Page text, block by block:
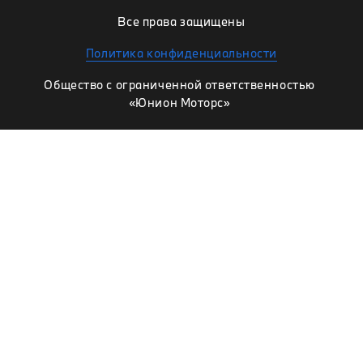
Все права защищены
Политика конфиденциальности
Общество с ограниченной ответственностью
«Юнион Моторс»